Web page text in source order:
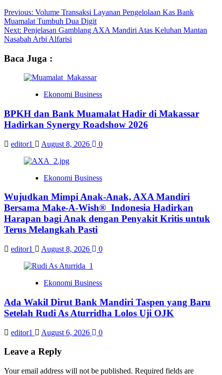
Post
navigation
Previous: Volume Transaksi Layanan Pengelolaan Kas Bank
Muamalat Tumbuh Dua Digit
Next: Penjelasan Gamblang AXA Mandiri Atas Keluhan Mantan
Nasabah Arbi Alfarisi
Baca Juga :
Ekonomi Business
BPKH dan Bank Muamalat Hadir di Makassar
Hadirkan Synergy Roadshow 2026
editor1 August 8, 2026 0
Ekonomi Business
Wujudkan Mimpi Anak-Anak, AXA Mandiri
Bersama Make-A-Wish® Indonesia Hadirkan
Harapan bagi Anak dengan Penyakit Kritis untuk
Terus Melangkah Pasti
editor1 August 8, 2026 0
Ekonomi Business
Ada Wakil Dirut Bank Mandiri Taspen yang Baru
Setelah Rudi As Aturridha Lolos Uji OJK
editor1 August 6, 2026 0
Leave a Reply
Your email address will not be published. Required fields are